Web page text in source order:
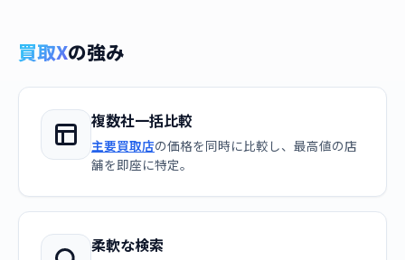
買取Xの強み
複数社一括比較
主要買取店の価格を同時に比較し、最高値の店
舗を即座に特定。
柔軟な検索